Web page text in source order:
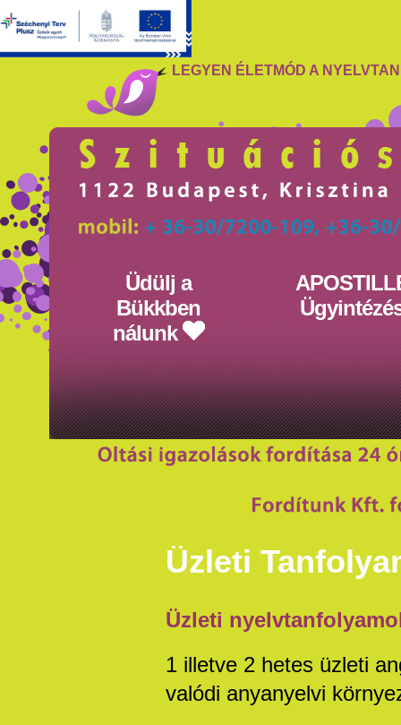
LEGYEN ÉLETMÓD A
Üdülj a
Bükkben
nálunk
Üzleti
Üzleti
1 illetve 2 hetes üzleti
valódi anyanyelvi